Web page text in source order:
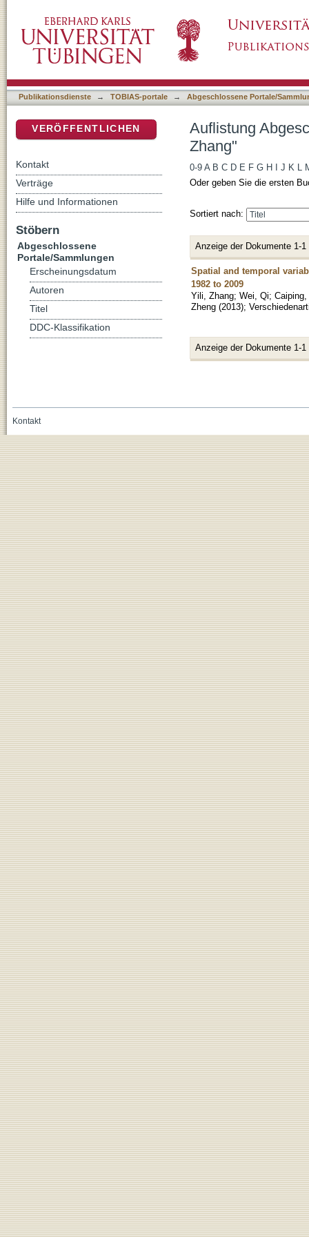
Publikationsdienste → TOBIAS-portale → Abgeschlossene Portale/
Auflistung
Zhang"
0-9 A B C D E F G H J K L
Oder geben Sie die ersten
Sortiert nach:
Anzeige der Dokumente 1-1
Spatial and temporal
1982 to 2009
Yili, Zhang; Wei, Qi; Caiping,
Zheng (2013);
Anzeige der Dokumente 1-1
VERÖFFENTLICHEN
Kontakt
Verträge
Hilfe und Informationen
Stöbern
Abgeschlossene
Portale/Sammlungen
Erscheinungsdatum
Autoren
Titel
DDC-Klassifikation
Kontakt